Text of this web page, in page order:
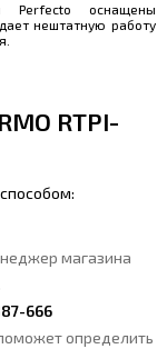
Perfecto оснащены
нештатную работу
RTPI-
магазина
666
определить